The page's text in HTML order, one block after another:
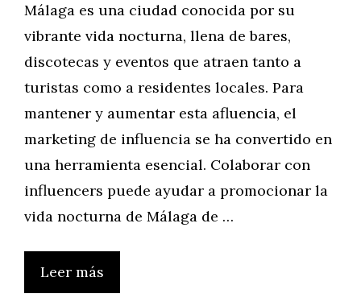
Málaga es una ciudad conocida por su
vibrante vida nocturna, llena de bares,
discotecas y eventos que atraen tanto a
turistas como a residentes locales. Para
mantener y aumentar esta afluencia, el
marketing de influencia se ha convertido en
una herramienta esencial. Colaborar con
influencers puede ayudar a promocionar la
vida nocturna de Málaga de …
Leer más